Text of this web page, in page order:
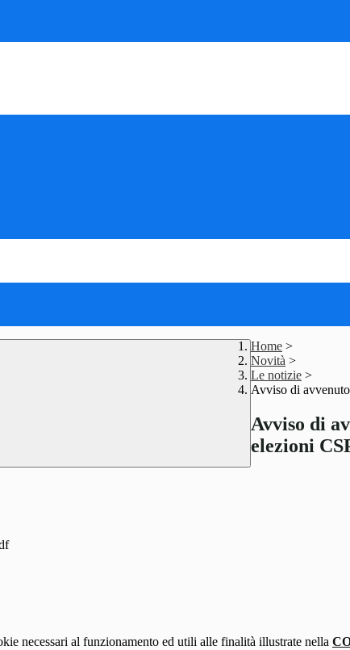
Home >
Novità >
Le notizie >
Avviso di
Avviso di
elezioni
necessari al funzionamento ed utili alle finalità illustrate nella